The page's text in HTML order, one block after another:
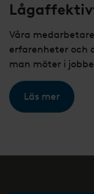
Våra
erfarenheter och
man möter i
Läs mer